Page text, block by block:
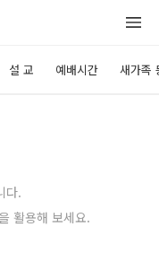
설 교 예배시간 새가족
다.
활용해 보세요.